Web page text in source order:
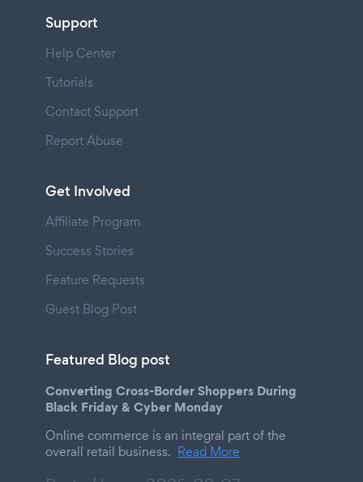
Support
Help Center
Tutorials
Contact Support
Report Abuse
Get Involved
Affiliate Program
Success Stories
Feature Requests
Guest Blog Post
Featured Blog post
Converting Cross-Border Shoppers During
Black Friday & Cyber Monday
Online commerce is an integral part of the
overall retail business. Read More